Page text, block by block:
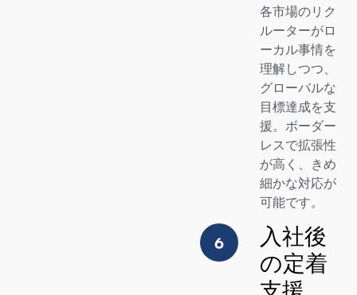
各市場のリク
ルーターがロ
ーカル事情を
理解しつつ、
グローバルな
目標達成を支
援。ボーダー
レスで拡張性
が高く、きめ
細かな対応が
可能です。
入社後
の定着